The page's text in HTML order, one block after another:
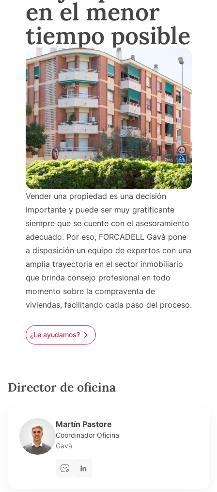
en el menor
tiempo posible
Vender una propiedad es una decisión
importante y puede ser muy gratificante
siempre que se cuente con el asesoramiento
adecuado. Por eso, FORCADELL Gavà pone
a disposición un equipo de expertos con una
amplia trayectoria en el sector inmobiliario
que brinda consejo profesional en todo
momento sobre la compraventa de
viviendas, facilitando cada paso del proceso.
¿Le ayudamos?
Director de oficina
Martín Pastore
Coordinador Oficina
Gavà